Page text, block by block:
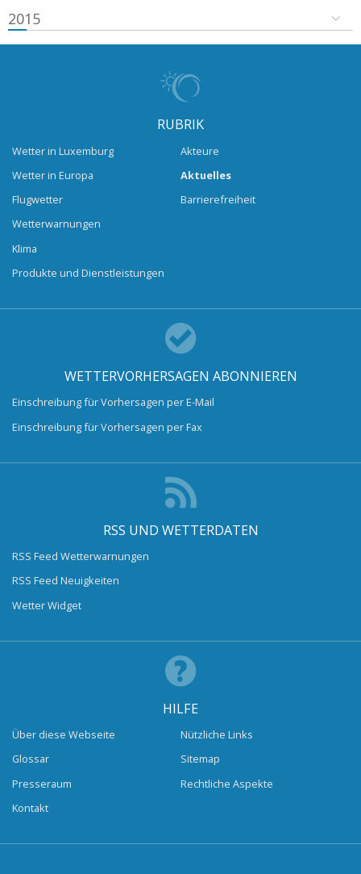
2015
RUBRIK
Wetter in Luxemburg
Wetter in Europa
Flugwetter
Wetterwarnungen
Klima
Produkte und Dienstleistungen
Akteure
Aktuelles
Barrierefreiheit
WETTERVORHERSAGEN ABONNIEREN
Einschreibung für Vorhersagen per E-Mail
Einschreibung für Vorhersagen per Fax
RSS UND WETTERDATEN
RSS Feed Wetterwarnungen
RSS Feed Neuigkeiten
Wetter Widget
HILFE
Über diese Webseite
Glossar
Presseraum
Kontakt
Nützliche Links
Sitemap
Rechtliche Aspekte